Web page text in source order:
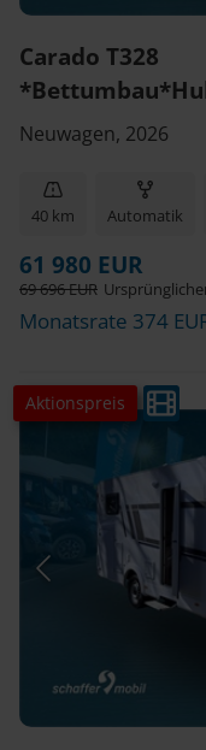
Carado T328
Neuwagen, 2026
40 km Automatik
61 980 EUR
69 696 EUR
Monatsrate 374
Aktionspreis